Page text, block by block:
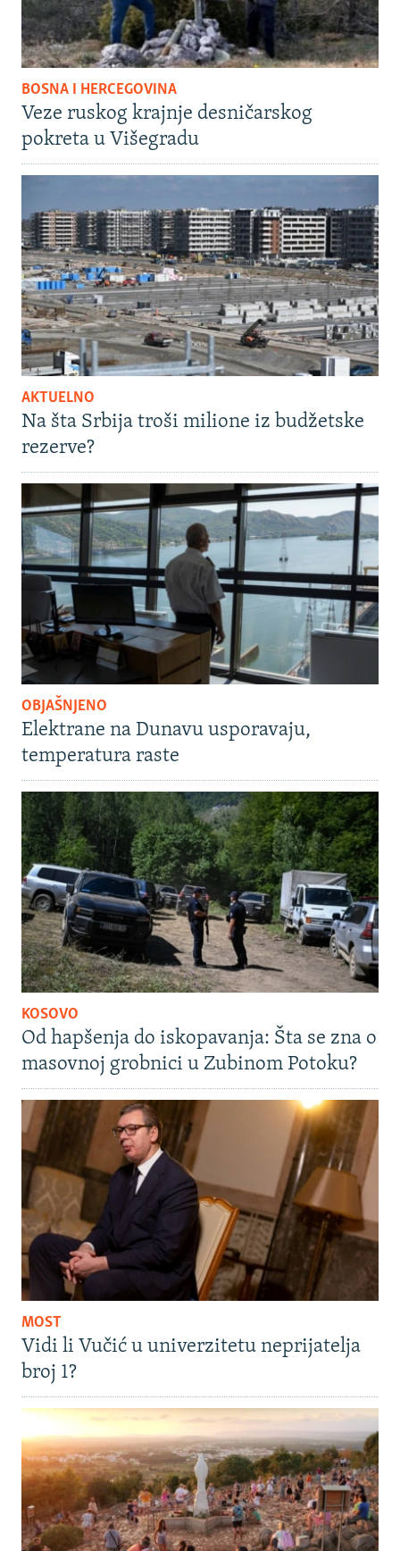
BOSNA I HERCEGOVINA
Veze ruskog krajnje desničarskog
pokreta u Višegradu
AKTUELNO
Na šta Srbija troši milione iz budžetske
rezerve?
OBJAŠNJENO
Elektrane na Dunavu usporavaju,
temperatura raste
KOSOVO
Od hapšenja do iskopavanja: Šta se zna o
masovnoj grobnici u Zubinom Potoku?
MOST
Vidi li Vučić u univerzitetu neprijatelja
broj 1?